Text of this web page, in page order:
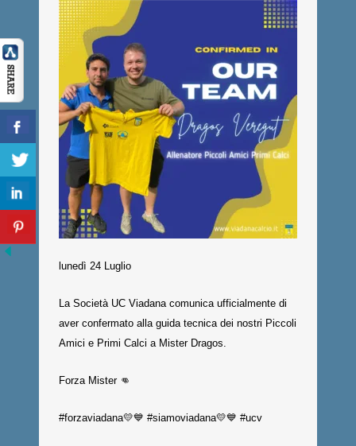
lunedì 24 Luglio
La Società UC Viadana comunica ufficialmente di
aver confermato alla guida tecnica dei nostri Piccoli
Amici e Primi Calci a Mister Dragos.
Forza Mister 👊
#forzaviadana💛💙 #siamoviadana💛💙 #ucv